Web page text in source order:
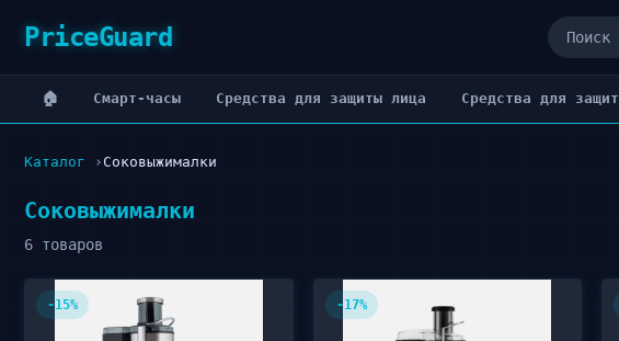
PriceGuard
🏠 Cмарт-часы Cредства для защиты лица Cредства для
Каталог Соковыжималки
Соковыжималки
6 товаров
-15% -17%